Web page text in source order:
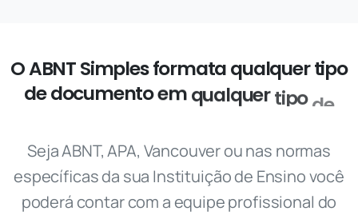
OABNTSimplesformataqualquertipo
dedocumentoemqualquertipo de
Seja ABNT, APA, Vancouver ou nas normas
específicas da sua Instituição de Ensino você
poderá contar com a equipe profissional do